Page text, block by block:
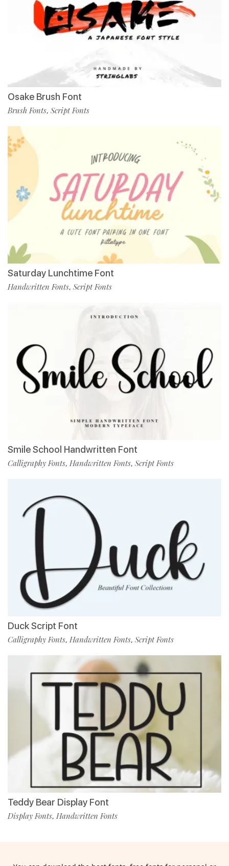
Osake Brush Font
Brush Fonts, Script Fonts
Saturday Lunchtime Font
Handwritten Fonts, Script Fonts
Smile School Handwritten Font
Calligraphy Fonts, Handwritten Fonts, Script Fonts
Duck Script Font
Calligraphy Fonts, Handwritten Fonts, Script Fonts
Teddy Bear Display Font
Display Fonts, Handwritten Fonts